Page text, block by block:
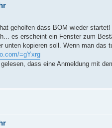
geholfen dass BOM wieder startet!
es erscheint ein Fenster zum
unten kopieren soll. Wenn man das
=gYxrg
dass eine Anmeldung mit